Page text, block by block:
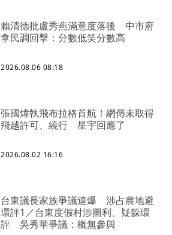
賴清德批盧秀燕滿意度落後 中市府
拿民調回擊：分數低笑分數高
2026.08.06 08:18
張國煒執飛布拉格首航！網傳未取得
飛越許可、繞行 星宇回應了
2026.08.02 16:16
台東議長家族爭議連爆 涉占農地避
環評1／台東度假村涉圖利、疑躲環
評 吳秀華爭議：概無參與